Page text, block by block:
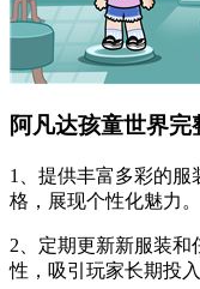
阿凡达孩童世界完
1、提供丰富多彩的
格，展现个性化魅力。
2、定期更新新服装
性，吸引玩家长期投入